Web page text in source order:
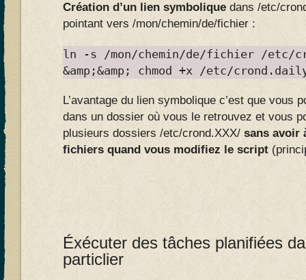
Création d’un lien symbolique dans /etc/
pointant vers /mon/chemin/de/fichier :
ln -s /mon/chemin/de/fichier /etc/
&amp;&amp; chmod +x /etc/
L’avantage du lien symbolique c’est que vous
dans un dossier où vous le retrouvez et vous
plusieurs dossiers /etc/crond.XXX/ sans avoir
fichiers quand vous modifiez le script
Éxécuter des tâches planifiées
particlier